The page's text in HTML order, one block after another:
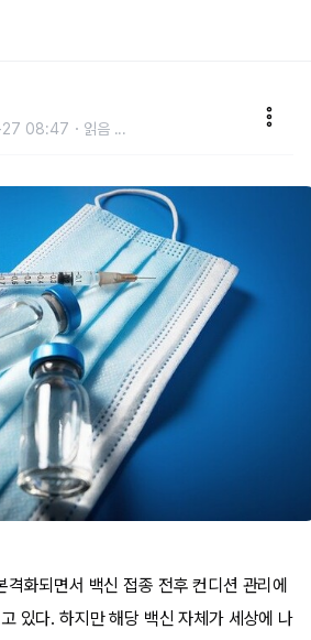
08:47 읽음 ...
화되면서 백신 접종 전후 컨디션 관리에
있다. 하지만 해당 백신 자체가 세상에 나